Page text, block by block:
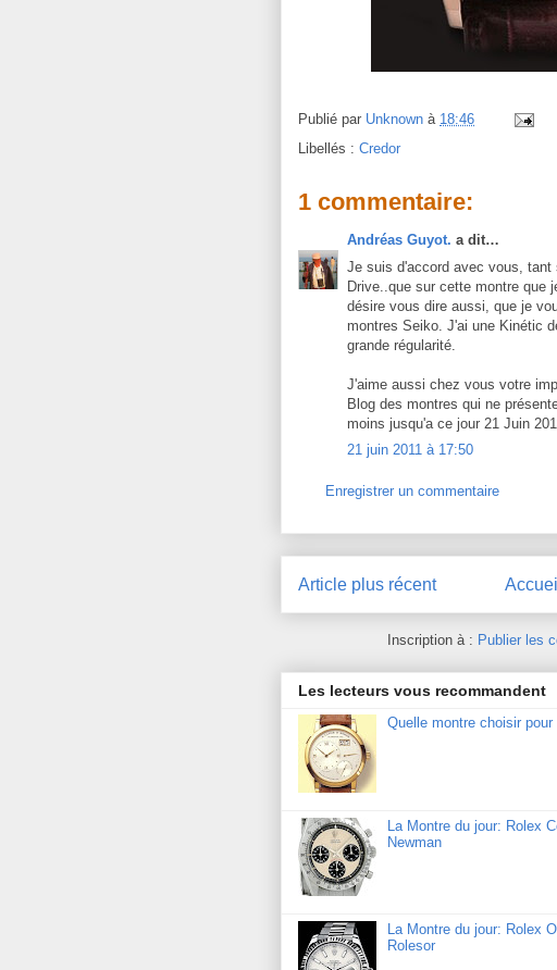
Publié par Unknown à 18:46
Libellés : Credor
1 commentaire:
Andréas Guyot. a dit…
Je suis d'accord avec vous, tant
Drive..que sur cette montre que
désire vous dire aussi, que je
montres Seiko. J'ai une Kinétic
grande régularité.
J'aime aussi chez vous votre
Blog des montres qui ne
moins jusqu'a ce jour 21 Juin
21 juin 2011 à 17:50
Enregistrer un commentaire
Article plus récent Accueil
Inscription à : Publier les
Les lecteurs vous recommandent
Quelle montre choisir
La Montre du jour: Rolex
Newman
La Montre du jour: Rolex
Rolesor